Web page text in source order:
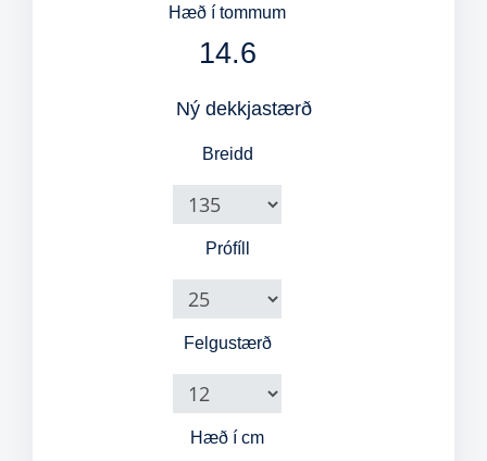
Hæð í tommum
14.6
Ný dekkjastærð
Breidd
Prófíll
Felgustærð
Hæð í cm